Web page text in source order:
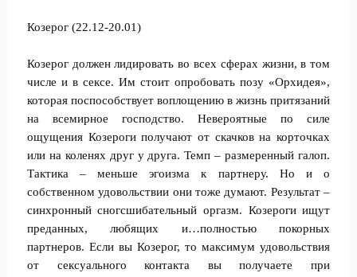
Козерог (22.12-20.01)
Козерог должен лидировать во всех сферах жизни, в том
числе и в сексе. Им стоит опробовать позу «Орхидея»,
которая поспособствует воплощению в жизнь притязаний
на всемирное господство. Невероятные по силе
ощущения Козероги получают от скачков на корточках
или на коленях друг у друга. Темп – размеренный галоп.
Тактика – меньше эгоизма к партнеру. Но и о
собственном удовольствии они тоже думают. Результат –
синхронный сногсшибательный оргазм. Козероги ищут
преданных, любящих и…полностью покорных
партнеров. Если вы Козерог, то максимум удовольствия
от сексуального контакта вы получаете при